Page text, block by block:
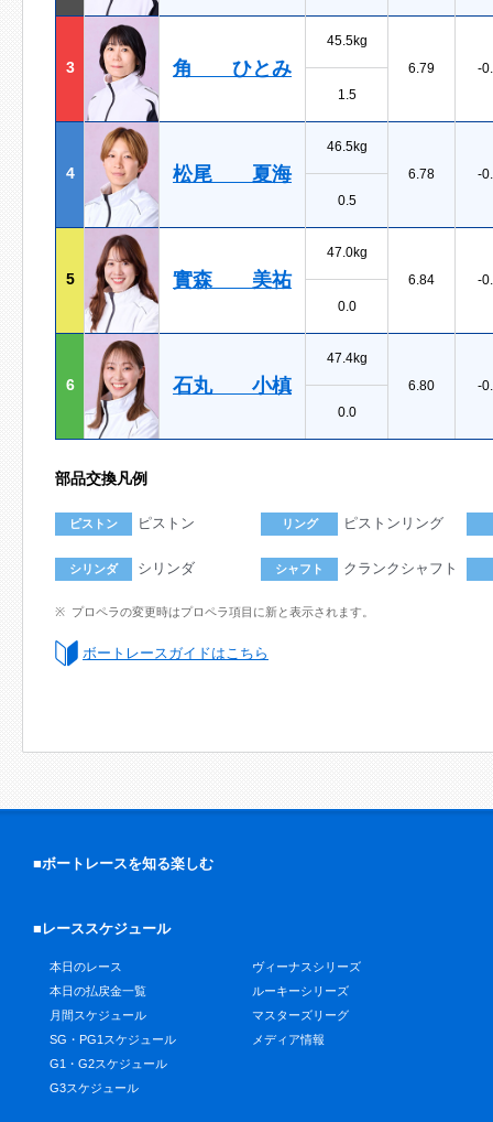
3 角 ひとみ
45.5kg
6.79
-
1.5
4 松尾 夏海
46.5kg
6.78
-
0.5
5 實森 美祐
47.0kg
6.84
-
0.0
6 石丸 小槙
47.4kg
6.80
-
0.0
部品交換凡例
ピストン ピストン リング ピストンリング
シリンダ シリンダ シャフト クランクシャフト
プロペラの変更時はプロペラ項目に新と表示されます。
ボートレースガイドはこちら
■ボートレースを知る楽しむ
■レーススケジュール
本日のレース
本日の払戻金一覧
月間スケジュール
SG・PG1スケジュール
G1・G2スケジュール
G3スケジュール
ヴィーナスシリーズ
ルーキーシリーズ
マスターズリーグ
メディア情報